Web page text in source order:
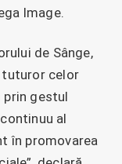
Image.
de Sânge,
celor
prin gestul
al
în promovarea